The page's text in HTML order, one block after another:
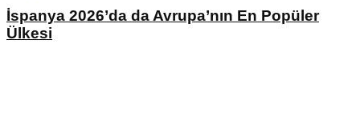
İspanya 2026’da da Avrupa’nın En Popüler
Ülkesi